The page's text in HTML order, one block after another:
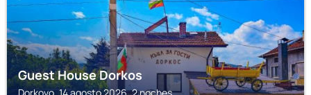
Guest House Dorkos